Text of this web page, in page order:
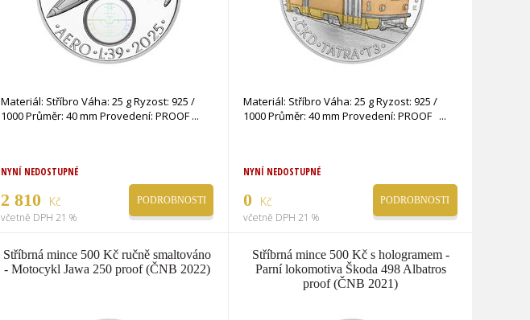
Materiál: Stříbro Váha: 25 g Ryzost: 925 /
1000 Průměr: 40 mm Provedení: PROOF
NYNÍ NEDOSTUPNÉ
2 810 Kč
včetně DPH 21 %
PODROBNOSTI
Materiál: Stříbro Váha: 25 g Ryzost: 925 /
1000 Průměr: 40 mm Provedení: PROOF
NYNÍ NEDOSTUPNÉ
0 Kč
včetně DPH 21 %
PODROBNOSTI
Stříbrná mince 500 Kč ručně smaltováno
- Motocykl Jawa 250 proof (ČNB 2022)
Stříbrná mince 500 Kč s hologramem -
Parní lokomotiva Škoda 498 Albatros
proof (ČNB 2021)